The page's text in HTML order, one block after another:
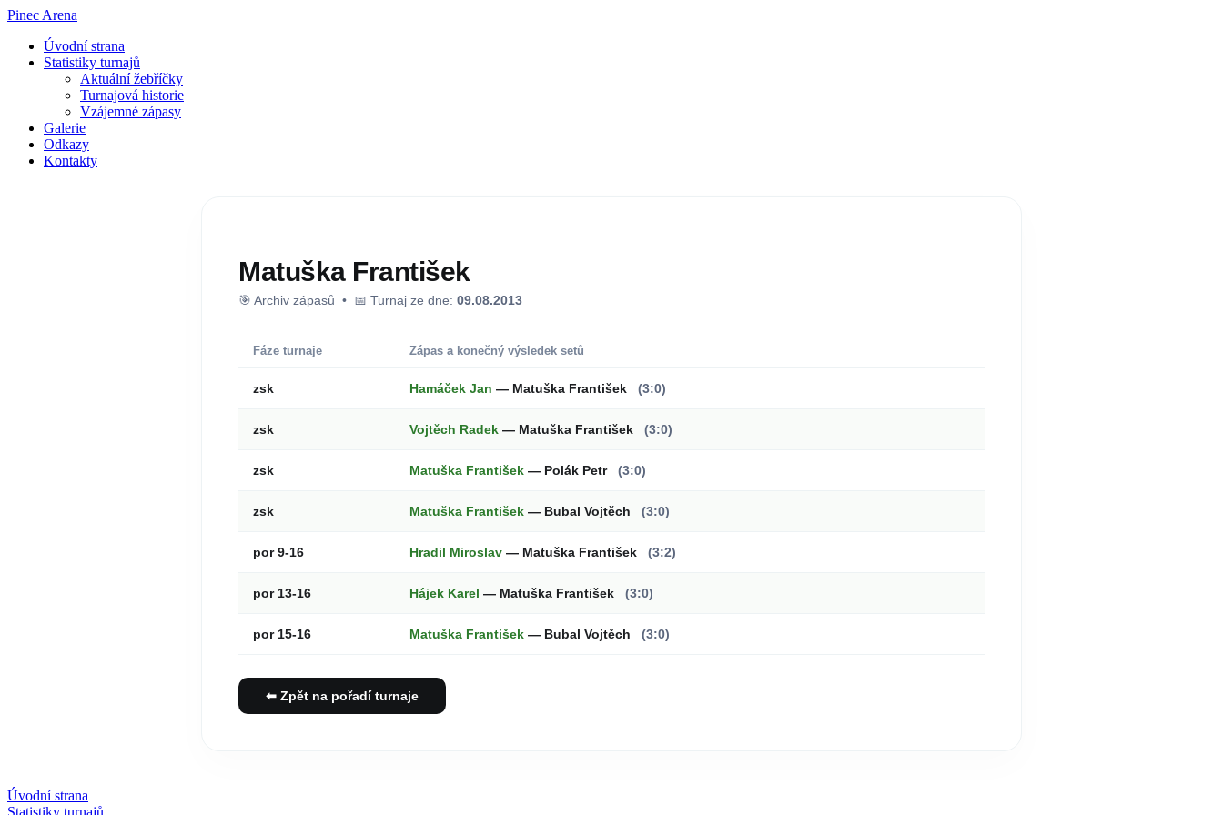
Pinec Arena
Úvodní strana
Statistiky turnajů
Aktuální žebříčky
Turnajová historie
Vzájemné zápasy
Galerie
Odkazy
Kontakty
Matuška František
🎯 Archiv zápasů • 📅 Turnaj ze dne: 09.08.2013
Fáze turnaje Zápas a konečný výsledek setů
zsk Hamáček Jan — Matuška František (3:0)
zsk Vojtěch Radek — Matuška František (3:0)
zsk Matuška František — Polák Petr (3:0)
zsk Matuška František — Bubal Vojtěch (3:0)
por 9-16 Hradil Miroslav — Matuška František (3:2)
por 13-16 Hájek Karel — Matuška František (3:0)
por 15-16 Matuška František — Bubal Vojtěch (3:0)
⬅ Zpět na pořadí turnaje
Úvodní strana
Statistiky turnajů